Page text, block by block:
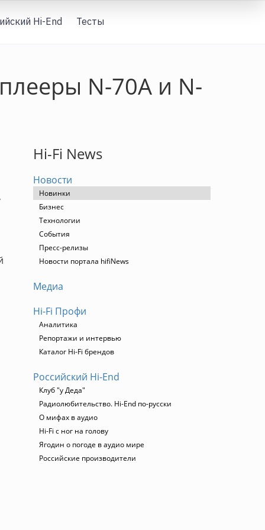
Hi-End Тесты
N-70A и N-
Hi-Fi News
Новости
Новинки
Бизнес
Технологии
События
Пресс-релизы
Новости портала hifiNews
Медиа
Hi-Fi Профи
Аналитика
Репортажи и интервью
Каталог Hi-Fi брендов
Российский Hi-End
Клуб "у Деда"
Радиолюбительство. Hi-End по-русски
О мифах в аудио
Hi-Fi с ног на голову
Ягодин о погоде в аудио мире
Российские производители